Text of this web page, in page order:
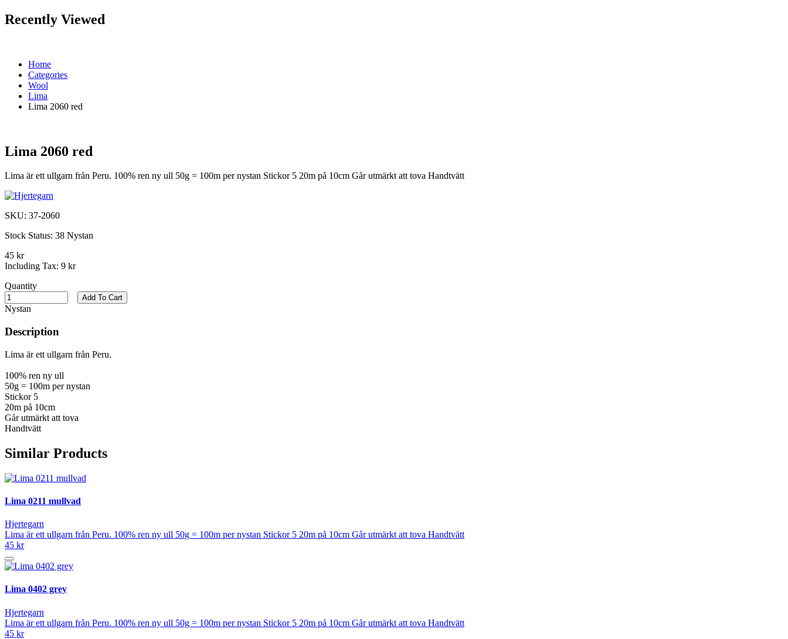
Recently Viewed
Home
Categories
Wool
Lima
Lima 2060 red
Lima 2060 red
Lima är ett ullgarn från Peru. 100% ren ny ull 50g = 100m per nystan Stickor 5 20m på 10cm Går utmärkt att tova Handtvätt
SKU: 37-2060
Stock Status: 38 Nystan
45 kr
Including Tax: 9 kr
Quantity
Nystan
Add To Cart
Description
Lima är ett ullgarn från Peru.
100% ren ny ull
50g = 100m per nystan
Stickor 5
20m på 10cm
Går utmärkt att tova
Handtvätt
Similar Products
Lima 0211 mullvad
Hjertegarn
Lima är ett ullgarn från Peru. 100% ren ny ull 50g = 100m per nystan Stickor 5 20m på 10cm Går utmärkt att tova Handtvätt
45 kr
Lima 0402 grey
Hjertegarn
Lima är ett ullgarn från Peru. 100% ren ny ull 50g = 100m per nystan Stickor 5 20m på 10cm Går utmärkt att tova Handtvätt
45 kr